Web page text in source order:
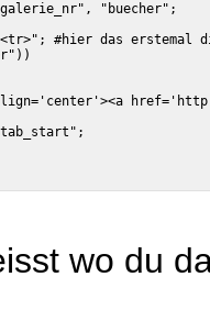
"buecher";
#hier das erstemal
href='http://
wo du